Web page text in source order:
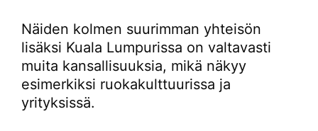
Näiden kolmen suurimman yhteisön
lisäksi Kuala Lumpurissa on valtavasti
muita kansallisuuksia, mikä näkyy
esimerkiksi ruokakulttuurissa ja
yrityksissä.